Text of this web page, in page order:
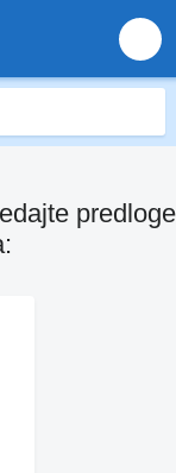
predloge